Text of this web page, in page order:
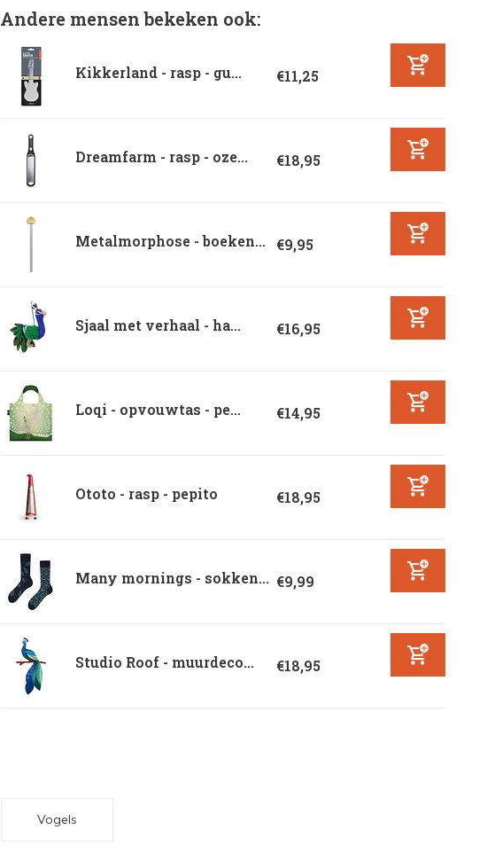
Andere mensen bekeken ook:
Kikkerland - rasp - gu... €11,25
Dreamfarm - rasp - oze... €18,95
Metalmorphose - boeken... €9,95
Sjaal met verhaal - ha... €16,95
Loqi - opvouwtas - pe... €14,95
Ototo - rasp - pepito €18,95
Many mornings - sokken... €9,99
Studio Roof - muurdeco... €18,95
Vogels